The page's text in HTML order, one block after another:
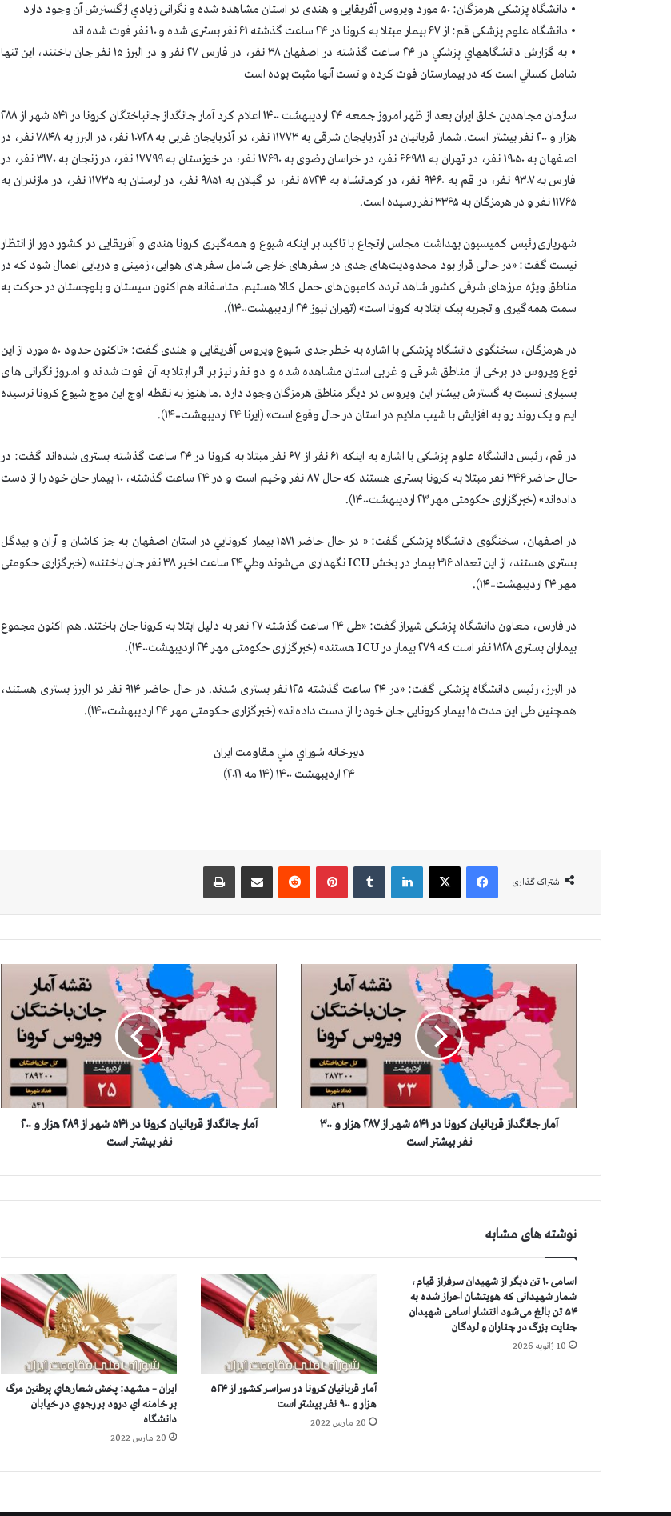
• دانشگاه پزشکی هرمزگان: ۵۰ مورد ویروس آفریقایی و هندی در استان مشاهده شده و نگرانی زيادي ازگسترش آن وجود دارد
• دانشگاه علوم پزشکی قم: از ۶۷ بیمار مبتلا به کرونا در ۲۴ ساعت گذشته ۶۱ نفر بستری شده‌ و ۱۰ نفر فوت شده اند
• به گزارش دانشگاههاي پزشكي در ۲۴ ساعت گذشته در اصفهان ۳۸ نفر، در فارس ۲۷ نفر و در البرز ۱۵ نفر جان باختند، اين تنها
شامل كساني است كه در بيمارستان فوت كرده و تست آنها مثبت بوده است
سازمان مجاهدين خلق ايران بعد از ظهر امروز جمعه ۲۴ اردیبهشت ۱۴۰۰ اعلام كرد آمار جانگداز جانباختگان كرونا در ۵۴۱ شهر از ۲۸۸
هزار و ۲۰۰ نفر بيشتر است. شمار قربانيان در آذربایجان شرقی به ۱۱۷۷۳ نفر، در آذربایجان غربی به ۱۰۷۲۸ نفر، در البرز به ۷۸۴۸ نفر، در
اصفهان به ۱۹۰۵۰ نفر، در تهران به ۶۶۹۸۱ نفر، در خراسان رضوی به ۱۷۶۹۰ نفر، در خوزستان به ۱۷۷۹۹ نفر، در زنجان به ۳۱۷۰ نفر، در
فارس به ۹۳۰۷ نفر، در قم به ۹۴۶۰ نفر، در کرمانشاه به ۵۷۲۴ نفر، در گیلان به ۹۸۵۱ نفر، در لرستان به ۱۱۷۳۵ نفر، در مازندران به
۱۱۷۶۵ نفر و در هرمزگان به ۳۳۶۵ نفر رسیده است.
شهریاری رئیس کمیسیون بهداشت مجلس ارتجاع با تاكيد بر اينكه شیوع و همه‌گیری کرونا هندی و آفریقایی در کشور دور از انتظار
نیست گفت: «در حالی قرار بود محدودیت‌های جدی در سفرهای خارجی شامل سفرهای هوایی، زمینی و دریایی اعمال شود که در
مناطق ویژه مرزهای شرقی کشور شاهد تردد کامیون‌های حمل کالا هستیم. متاسفانه هم‌اکنون سیستان و بلوچستان در حرکت به
سمت همه‌‎گیری و تجربه پیک ابتلا به کرونا است» (تهران نیوز ۲۴ اردیبهشت۱۴۰۰).
در هرمزگان، سخنگوی دانشگاه پزشکی با اشاره به خطر جدی شیوع ویروس آفریقایی و هندی گفت: «تاکنون حدود ۵۰ مورد از این
نوع ویروس در برخی از مناطق شرقی و غربی استان مشاهده شده و دو نفر نیز بر اثر ابتلا به آن فوت شدند و امروز نگرانی های
بسیاری نسبت به گسترش بیشتر این ویروس در دیگر مناطق هرمزگان وجود دارد .ما هنوز به نقطه اوج این موج شیوع کرونا نرسیده
ایم و یک روند رو به افزایش با شیب ملایم در استان در حال وقوع است» (ایرنا ۲۴ اردیبهشت۱۴۰۰).
در قم، رئیس دانشگاه علوم پزشکی با اشاره به اينكه ۶۱ نفر از ۶۷ نفر مبتلا به کرونا در ۲۴ ساعت گذشته بستری شده‌اند گفت: در
حال حاضر ۳۴۶ نفر مبتلا به کرونا بستری هستند که حال ۸۷ نفر وخیم است و در ۲۴ ساعت گذشته، ۱۰ بیمار جان خود را از دست
داده‌اند» (خبرگزاری حکومتی مهر ۲۳ اردیبهشت۱۴۰۰).
در اصفهان، سخنگوی دانشگاه پزشکی گفت: « در حال حاضر ۱۵۷۱ بیمار كرونايي در استان اصفهان به جز کاشان و آران و بیدگل
بستری هستند، از این تعداد ۳۱۶ بیمار در بخش ICU نگهداری می‌شوند وطي۲۴ ساعت اخیر ۳۸ نفر جان باختند» (خبرگزاری حکومتی
مهر ۲۴ اردیبهشت۱۴۰۰).
در فارس، معاون دانشگاه پزشکی شیراز گفت: «طی ۲۴ ساعت گذشته ۲۷ نفر به دلیل ابتلا به کرونا جان باختند. هم اکنون مجموع
بیماران بستری ۱۸۲۸ نفر است كه ۲۷۹ بیمار در ICU هستند» (خبرگزاری حکومتی مهر ۲۴ اردیبهشت۱۴۰۰).
در البرز، رئیس دانشگاه پزشکی گفت: «در ۲۴ ساعت گذشته ۱۲۵ نفر بستری شدند. در حال حاضر ۹۱۴ نفر در البرز بستری هستند،
همچنین طی این مدت ۱۵ بیمار کرونایی جان خود را از دست داده‌اند» (خبرگزاری حکومتی مهر ۲۴ اردیبهشت۱۴۰۰).
دبيرخانه شوراي ملي مقاومت ايران
۲۴ اردیبهشت ۱۴۰۰ (۱۴ مه ۲۰۲۱)
اشتراک گذاری
فیس بوک X ‫پین‌ترست ‫رددیت
د
ر
ي
ا
ن
ك
ر
و
ن
ه
ا
آمار جانگداز قربانيان كرونا در ۵۴۱ شهر از ۲۸۷ هزار و ۳۰۰
نفر بيشتر است
د
ر
ا
ك
ر
و
ن
ا
د
ر
ه
ا
آمار جانگداز قربانيان كرونا در ۵۴۱ شهر از ۲۸۹ هزار و ۲۰۰
نفر بيشتر است
نوشته های مشابه
اسامی ۱۰ تن دیگر از شهیدان سرفراز قیام،
شمار شهیدانی که هویتشان احراز شده به
۵۴ تن بالغ می‌شود انتشار اسامی شهیدان
جنایت بزرگ در چناران و لردگان
10 ژانویه 2026
آمار قربانيان كرونا در سراسر كشور از ۵۲۴
هزار و ۹۰۰ نفر بيشتر است
20 مارس 2022
ایران – مشهد: پخش شعارهاي پرطنين مرگ
بر خامنه اي درود بر رجوي در خیابان
دانشگاه
20 مارس 2022